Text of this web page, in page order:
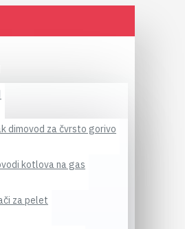
dimovod za čvrsto gorivo
kotlova na gas
za pelet